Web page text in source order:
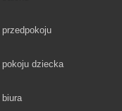
przedpokoju
pokoju dziecka
biura